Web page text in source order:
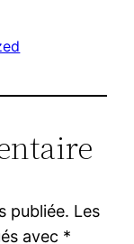
publiée. Les
avec *